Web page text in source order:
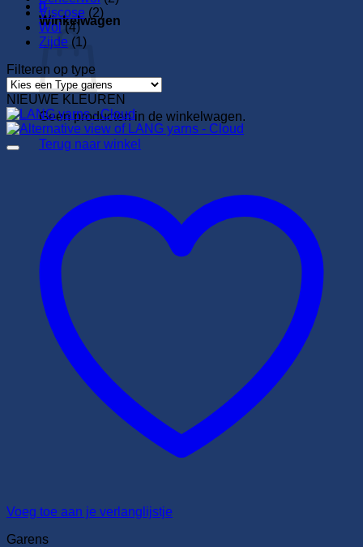
0
Winkelwagen
Geen producten in de winkelwagen.
Terug naar winkel
Viscose (2)
Wol (4)
Zijde (1)
Filteren op type
NIEUWE KLEUREN
Voeg toe aan je verlanglijstje
Garens